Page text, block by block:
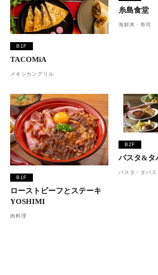
B1F
TACOMiA
メキシカングリル
糸島食堂
海鮮丼・寿司
B1F
ローストビーフとステーキ
YOSHIMI
肉料理
B2F
パスタ&タ
パスタ・タパス